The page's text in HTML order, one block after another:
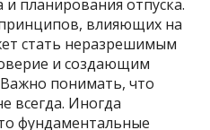
планирования отпуска.
влияющих на
стать неразрешимым
и создающим
понимать, что
всегда. Иногда
фундаментальные